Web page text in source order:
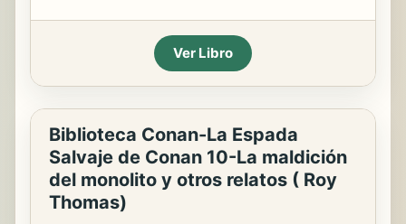
Ver Libro
Biblioteca Conan-La Espada
Salvaje de Conan 10-La maldición
del monolito y otros relatos ( Roy
Thomas)